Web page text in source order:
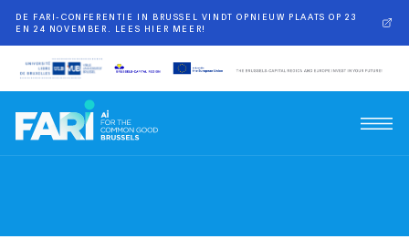
DE FARI-CONFERENTIE IN BRUSSEL VINDT OPNIEUW PLAATS OP 23
EN 24 NOVEMBER. LEES HIER MEER!